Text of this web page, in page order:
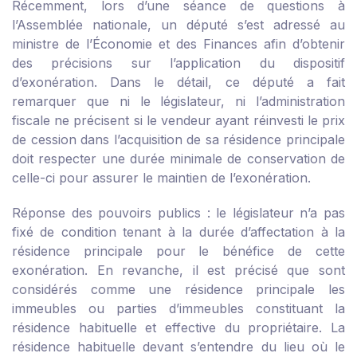
Récemment, lors d’une séance de questions à
l’Assemblée nationale, un député s’est adressé au
ministre de l’Économie et des Finances afin d’obtenir
des précisions sur l’application du dispositif
d’exonération. Dans le détail, ce député a fait
remarquer que ni le législateur, ni l’administration
fiscale ne précisent si le vendeur ayant réinvesti le prix
de cession dans l’acquisition de sa résidence principale
doit respecter une durée minimale de conservation de
celle-ci pour assurer le maintien de l’exonération.
Réponse des pouvoirs publics : le législateur n’a pas
fixé de condition tenant à la durée d’affectation à la
résidence principale pour le bénéfice de cette
exonération. En revanche, il est précisé que sont
considérés comme une résidence principale les
immeubles ou parties d’immeubles constituant la
résidence habituelle et effective du propriétaire. La
résidence habituelle devant s’entendre du lieu où le